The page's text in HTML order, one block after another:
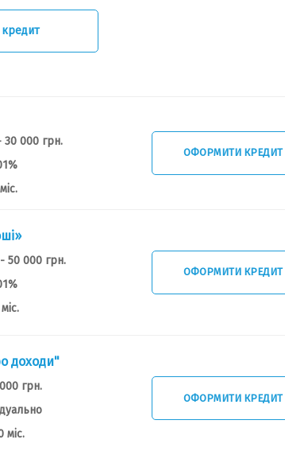
30 000 грн.
ОФОРМИТИ КРЕДИТ
50 000 грн.
ОФОРМИТИ КРЕДИТ
доходи"
грн.
міс.
ОФОРМИТИ КРЕДИТ